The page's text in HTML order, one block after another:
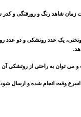
شاهد رنگ و رورفتگی و کدر
یک عدد روتشکی و دو
می توان به راحتی از روتشکی آن
اسرع وقت انجام شده و ارسال شود